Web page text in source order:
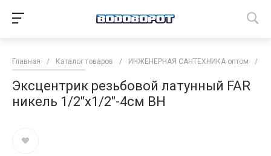
Главная / Каталог товаров / ИНЖЕНЕРНАЯ САНТЕХНИКА оптом /
Эксцентрик резьбовой латунный FAR
никель 1/2"х1/2"-4см ВН